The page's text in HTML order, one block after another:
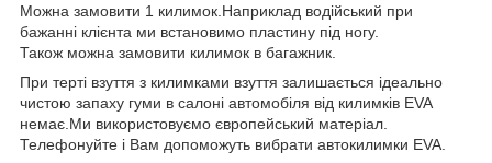
Можна замовити 1 килимок.Наприклад водійський при
бажанні клієнта ми встановимо пластину під ногу.
Також можна замовити килимок в багажник.
При терті взуття з килимками взуття залишається ідеально
чистою запаху гуми в салоні автомобіля від килимків EVA
немає.Ми використовуємо європейський матеріал.
Телефонуйте і Вам допоможуть вибрати автокилимки EVA.